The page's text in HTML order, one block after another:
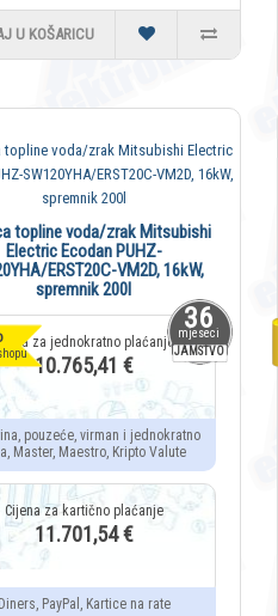
U KOŠARICU
36
mjeseci
JAMSTVO
topline voda/zrak Mitsubishi
Electric Ecodan PUHZ-
ERST20C-VM2D, 16kW,
spremnik 200l
10.765,41 €
pouzeće, virman i jednokratno
Master, Maestro, Kripto Valute
11.701,54 €
Diners, PayPal, Kartice na rate